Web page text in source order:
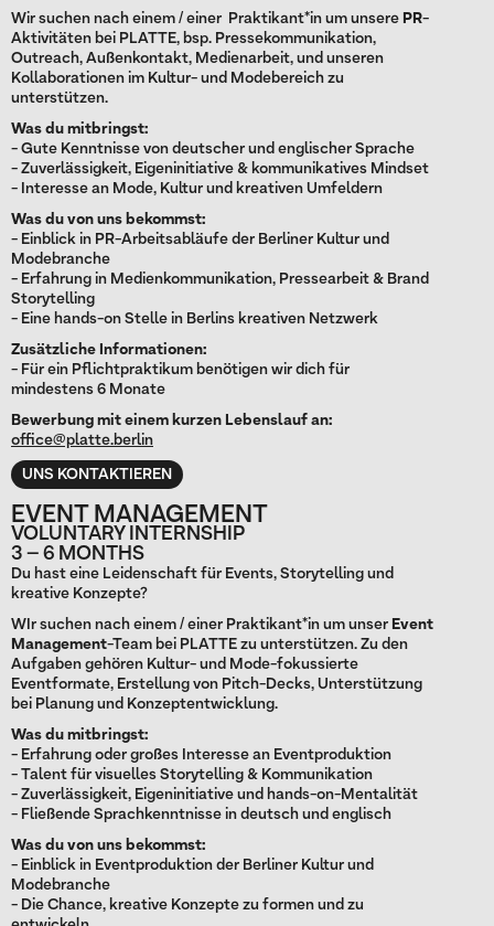
Wir suchen nach einem / einer Praktikant*in um unsere PR-
Aktivitäten bei PLATTE, bsp. Pressekommunikation,
Outreach, Außenkontakt, Medienarbeit, und unseren
Kollaborationen im Kultur- und Modebereich zu
unterstützen.
Was du mitbringst:
- Gute Kenntnisse von deutscher und englischer Sprache
- Zuverlässigkeit, Eigeninitiative & kommunikatives Mindset
- Interesse an Mode, Kultur und kreativen Umfeldern
Was du von uns bekommst:
- Einblick in PR-Arbeitsabläufe der Berliner Kultur und
Modebranche
- Erfahrung in Medienkommunikation, Pressearbeit & Brand
Storytelling
- Eine hands-on Stelle in Berlins kreativen Netzwerk
Zusätzliche Informationen:
- Für ein Pflichtpraktikum benötigen wir dich für
mindestens 6 Monate
Bewerbung mit einem kurzen Lebenslauf an:
office@platte.berlin
UNS KONTAKTIEREN
EVENT MANAGEMENT
VOLUNTARY INTERNSHIP
3 – 6 MONTHS
Du hast eine Leidenschaft für Events, Storytelling und
kreative Konzepte?
WIr suchen nach einem / einer Praktikant*in um unser Event
Management-Team bei PLATTE zu unterstützen. Zu den
Aufgaben gehören Kultur- und Mode-fokussierte
Eventformate, Erstellung von Pitch-Decks, Unterstützung
bei Planung und Konzeptentwicklung.
Was du mitbringst:
- Erfahrung oder großes Interesse an Eventproduktion
- Talent für visuelles Storytelling & Kommunikation
- Zuverlässigkeit, Eigeninitiative und hands-on-Mentalität
- Fließende Sprachkenntnisse in deutsch und englisch
Was du von uns bekommst:
- Einblick in Eventproduktion der Berliner Kultur und
Modebranche
- Die Chance, kreative Konzepte zu formen und zu